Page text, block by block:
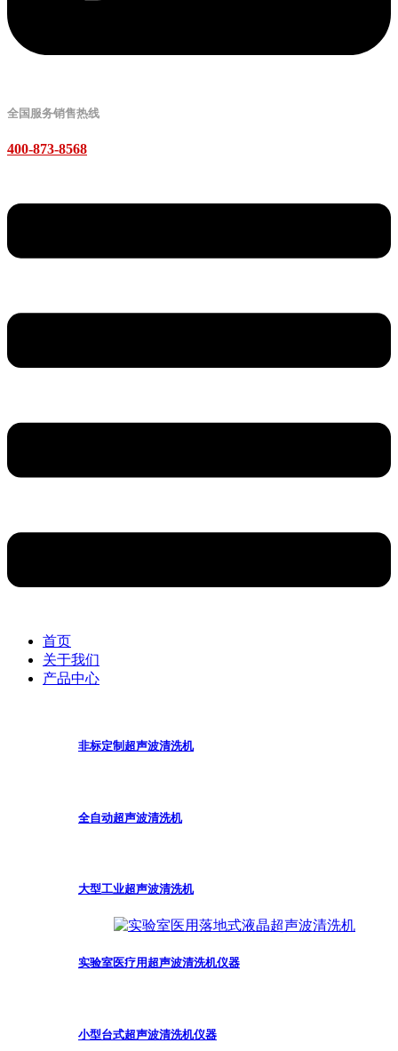
全国服务销售热线
400-873-8568
首页
关于我们
产品中心
非标定制超声波清洗机
全自动超声波清洗机
大型工业超声波清洗机
实验室医疗用超声波清洗机仪器
小型台式超声波清洗机仪器